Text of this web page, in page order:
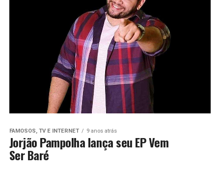
FAMOSOS, TV E INTERNET 9 anos atrás
Jorjão Pampolha lança seu EP Vem
Ser Baré